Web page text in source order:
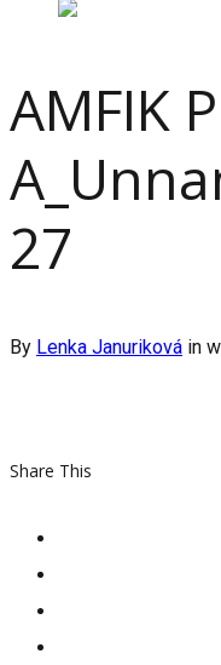
AMFIK
27
By Lenka Januriková in
Share This